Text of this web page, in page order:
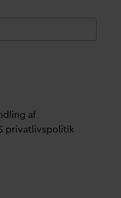
af
privatlivspolitik